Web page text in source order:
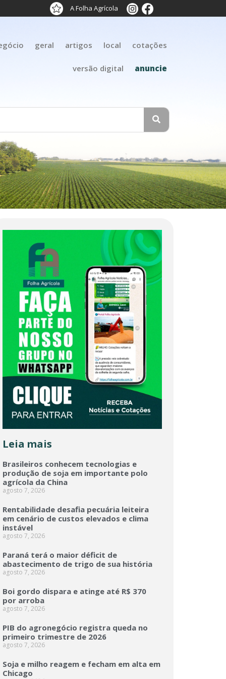
A Folha Agrícola
geral artigos local cotações
versão digital anuncie
Leia mais
Brasileiros conhecem tecnologias e
produção de soja em importante polo
agrícola da China
agosto 7, 2026
Rentabilidade desafia pecuária leiteira
em cenário de custos elevados e clima
instável
agosto 7, 2026
Paraná terá o maior déficit de
abastecimento de trigo de sua história
agosto 7, 2026
Boi gordo dispara e atinge até R$ 370
por arroba
agosto 7, 2026
PIB do agronegócio registra queda no
primeiro trimestre de 2026
agosto 7, 2026
Soja e milho reagem e fecham em alta em
Chicago